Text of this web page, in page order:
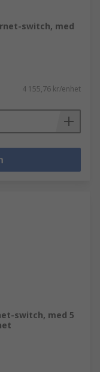
switch, med
4 155,76 kr/enhet
switch, med 5